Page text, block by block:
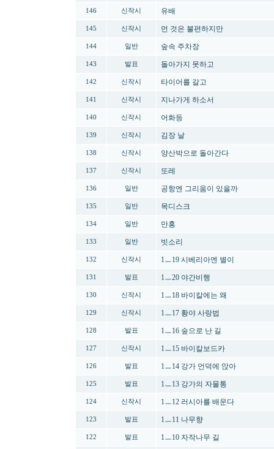
146 신작시 유배
145 신작시 먼 것은 불편하지만
144 일반 숲속 주차장
143 발표 돌아가지 못하고
142 신작시 타이어를 갈고
141 신작시 지나가게 하소서
140 신작시 어화등
139 신작시 김장 날
138 신작시 양산박으로 돌아간다
137 신작시 또레
136 일반 공항엔 그리움이 있을까
135 일반 목디스크
134 일반 만홍
133 일반 빗소리
132 신작시 1ㅡ19 시베리아엔 별이
131 발표 1ㅡ20 야간비행
130 신작시 1ㅡ18 바이칼에는 왜
129 신작시 1ㅡ17 황야 사랑법
128 발표 1ㅡ16 숲으로 난 길
127 신작시 1ㅡ15 바이칼보드카
126 발표 1ㅡ14 강가 언덕에 앉아
125 발표 1ㅡ13 강가의 자물통
124 신작시 1ㅡ12 러시아를 배운다
123 발표 1ㅡ11 나무향
122 발표 1ㅡ10 자작나무 길